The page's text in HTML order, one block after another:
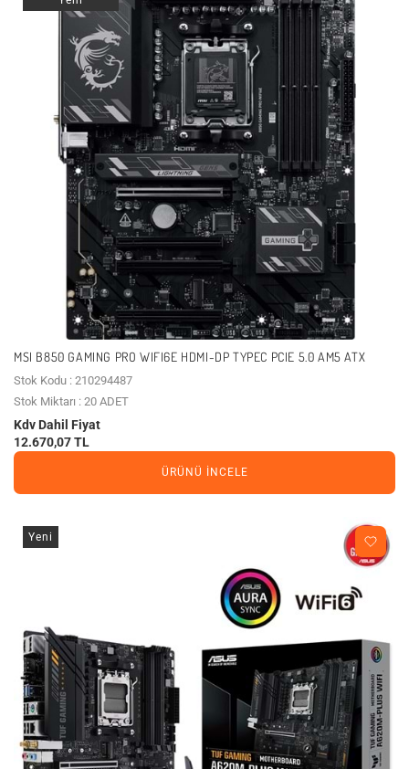
MSI B850 GAMING PRO WIFI6E HDMI-DP TYPEC PCIE 5.0 AM5 ATX
Stok Kodu : 210294487
Stok Miktarı : 20 ADET
Kdv Dahil Fiyat
12.670,07 TL
ÜRÜNÜ İNCELE
Yeni